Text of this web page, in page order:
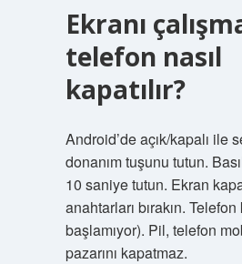
Ekranı
telefon nasıl
kapatılır?
Android’de açık/kapalı ile
donanım tuşunu tutun.
10 saniye tutun. Ekran
anahtarları bırakın.
başlamıyor). Pil, telefon
pazarını kapatmaz.